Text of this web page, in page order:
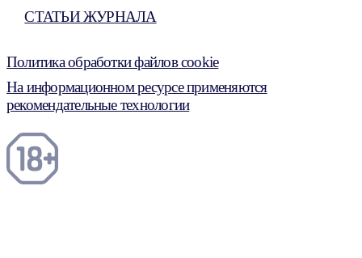
СТАТЬИ ЖУРНАЛА
Политика обработки файлов cookie
На информационном ресурсе применяются
рекомендательные технологии